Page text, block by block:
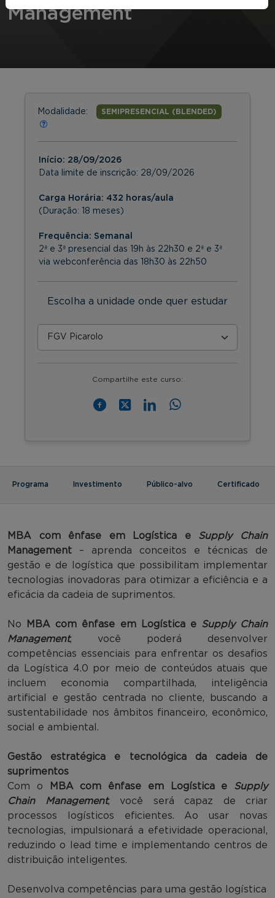
Management
Modalidade: SEMIPRESENCIAL (BLENDED)
Início: 28/09/2026
Data limite de inscrição: 28/09/2026
Carga Horária: 432 horas/aula
(Duração: 18 meses)
Frequência: Semanal
2ª e 3ª presencial das 19h às 22h30 e 2ª e 3ª
via webconferência das 18h30 às 22h50
Escolha a unidade onde quer estudar
Compartilhe este curso:
Programa Investimento Público-alvo Certificado
MBA com ênfase em Logística e Supply Chain
Management – aprenda conceitos e técnicas de
gestão e de logística que possibilitam implementar
tecnologias inovadoras para otimizar a eficiência e a
eficácia da cadeia de suprimentos.
No MBA com ênfase em Logística e Supply Chain
Management, você poderá desenvolver
competências essenciais para enfrentar os desafios
da Logística 4.0 por meio de conteúdos atuais que
incluem economia compartilhada, inteligência
artificial e gestão centrada no cliente, buscando a
sustentabilidade nos âmbitos financeiro, econômico,
social e ambiental.
Gestão estratégica e tecnológica da cadeia de
suprimentos
Com o
MBA com ênfase em Logística e Supply
Chain Management, você será capaz de criar
processos logísticos eficientes. Ao usar novas
tecnologias, impulsionará a efetividade operacional,
reduzindo o lead time e implementando centros de
distribuição inteligentes.
Desenvolva competências para uma gestão logística